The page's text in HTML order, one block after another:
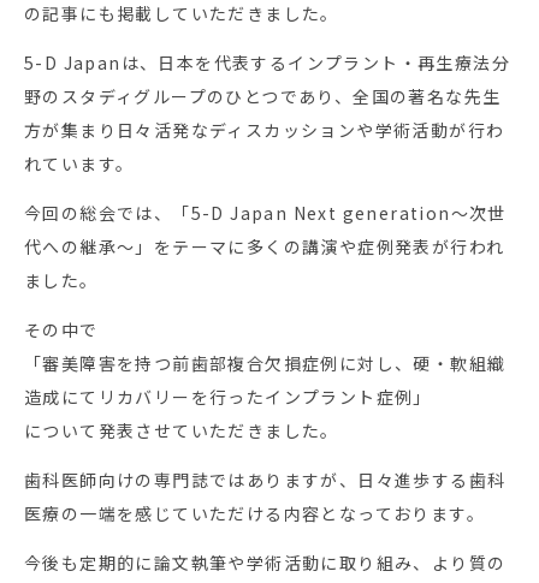
の記事にも掲載していただきました。
5-D Japanは、日本を代表するインプラント・再生療法分
野のスタディグループのひとつであり、全国の著名な先生
方が集まり日々活発なディスカッションや学術活動が行わ
れています。
今回の総会では、「5-D Japan Next generation〜次世
代への継承〜」をテーマに多くの講演や症例発表が行われ
ました。
その中で
「審美障害を持つ前歯部複合欠損症例に対し、硬・軟組織
造成にてリカバリーを行ったインプラント症例」
について発表させていただきました。
歯科医師向けの専門誌ではありますが、日々進歩する歯科
医療の一端を感じていただける内容となっております。
今後も定期的に論文執筆や学術活動に取り組み、より質の